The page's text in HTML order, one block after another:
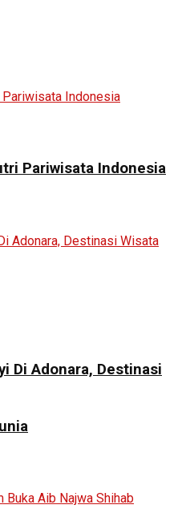
Pariwisata Indonesia
Di Adonara, Destinasi